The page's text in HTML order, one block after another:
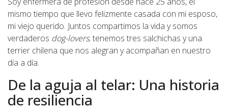
mismo tiempo que llevo felizmente casada con mi esposo,
mi viejo querido. Juntos compartimos la vida y somos
verdaderos dog-lovers; tenemos tres salchichas y una
terrier chilena que nos alegran y acompañan en nuestro
día a día.
De la aguja al telar: Una historia
de resiliencia